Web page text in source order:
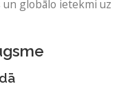
un globālo ietekmi uz